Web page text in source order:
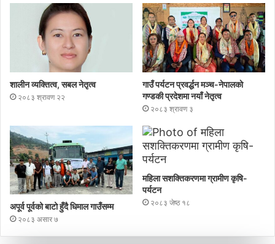
शालीन व्यक्तित्व, सबल नेतृत्व
२०८३ श्रावण २२
गाउँ पर्यटन प्रवर्द्धन मञ्च-नेपालकाे
गण्डकी प्रदेशमा नयाँ नेतृत्व
२०८३ श्रावण ३
अपूर्व पूर्वको बाटो हुँदै धिमाल गाउँसम्म
२०८३ असार ७
महिला सशक्तिकरणमा ग्रामीण कृषि-
पर्यटन
२०८३ जेष्ठ १८